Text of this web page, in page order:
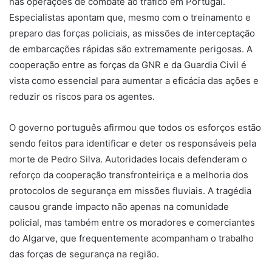
Especialistas apontam que, mesmo com o treinamento e
preparo das forças policiais, as missões de interceptação
de embarcações rápidas são extremamente perigosas. A
cooperação entre as forças da GNR e da Guardia Civil é
vista como essencial para aumentar a eficácia das ações e
reduzir os riscos para os agentes.
O governo português afirmou que todos os esforços estão
sendo feitos para identificar e deter os responsáveis pela
morte de Pedro Silva. Autoridades locais defenderam o
reforço da cooperação transfronteiriça e a melhoria dos
protocolos de segurança em missões fluviais. A tragédia
causou grande impacto não apenas na comunidade
policial, mas também entre os moradores e comerciantes
do Algarve, que frequentemente acompanham o trabalho
das forças de segurança na região.